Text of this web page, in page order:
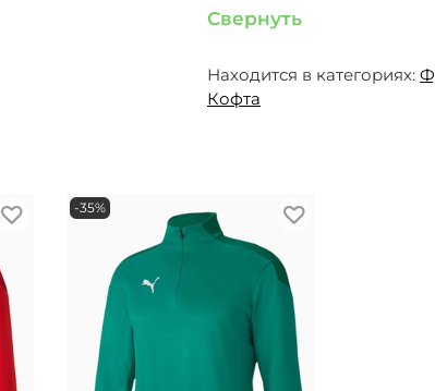
Свернуть
Находится в категориях:
Кофта
-35%